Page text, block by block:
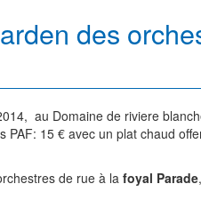
des
au Domaine de riviere
15 € avec un plat chaud
de rue à la foyal Parade